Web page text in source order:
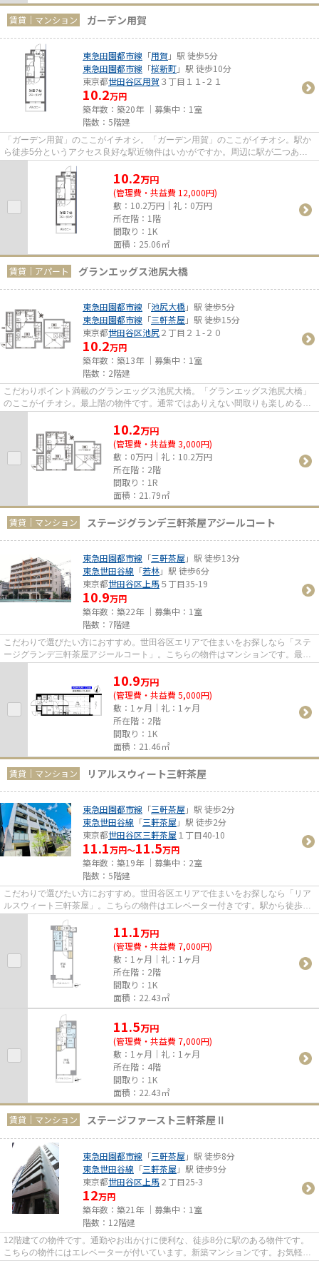
賃貸｜マンション ガーデン用賀
東急田園都市線 「用賀 」駅 徒歩5分
東急田園都市線 「桜新町」駅 徒歩10分
東京都世田谷区用賀 ３丁目１１-２１
10.2万円
築年数：築20年 ｜募集中： 1室
階数：5階建
「ガーデン用賀」のここがイチオシ。「ガーデン用賀」のここがイチオシ。駅か
ら徒歩5分というアクセス良好な駅近物件はいかがですか。周辺に駅が二つあ
り、交通の利便性が高いです。LI...
10.2万円
(管理費・共益費 12,000円)
敷：10.2万円｜礼：0万円
所在階：1階
間取り：1K
面積：25.06㎡
賃貸｜アパート グランエッグス池尻大橋
東急田園都市線 「池尻大橋」駅 徒歩5分
東急田園都市線 「三軒茶屋 」駅 徒歩15分
東京都世田谷区池尻２丁目２１-２０
10.2万円
築年数：築13年 ｜募集中： 1室
階数：2階建
こだわりポイント満載のグランエッグス池尻大橋。「グランエッグス池尻大橋」
のここがイチオシ。最上階の物件です。通常ではありえない間取りも楽しめる、
10.2万円
(管理費・共益費 3,000円)
敷：0万円｜礼：10.2万円
所在階：2階
間取り：1R
面積：21.79㎡
賃貸｜マンション ステージグランデ三軒茶屋アジールコート
東急田園都市線 「三軒茶屋 」駅 徒歩13分
東急世田谷線 「若林」駅 徒歩6分
東京都世田谷区 上馬５丁目35-19
10.9万円
築年数：築22年 ｜募集中： 1室
階数：7階建
こだわりで選びたい方におすすめ。世田谷区エリアで住まいをお探しなら「ステ
ージグランデ三軒茶屋アジールコート」。こちらの物件はマンションです。最寄
10.9万円
(管理費・共益費 5,000円)
敷：1ヶ月｜礼：1ヶ月
所在階：2階
間取り：1K
面積：21.46㎡
賃貸｜マンション リアルスウィート三軒茶屋
東急田園都市線 「三軒茶屋 」駅 徒歩2分
東急世田谷線 「三軒茶屋 」駅 徒歩2分
東京都世田谷区三軒茶屋 １丁目40-10
11.1万円～11.5万円
築年数：築19年 ｜募集中： 2室
階数：5階建
こだわりで選びたい方におすすめ。世田谷区エリアで住まいをお探しなら「リア
ルスウィート三軒茶屋」。こちらの物件はエレベーター付きです。駅から徒歩2
分というのは遊びたい盛りの学...
11.1万円
(管理費・共益費 7,000円)
敷：1ヶ月｜礼：1ヶ月
所在階：2階
間取り：1K
面積：22.43㎡
11.5万円
(管理費・共益費 7,000円)
敷：1ヶ月｜礼：1ヶ月
所在階：4階
間取り：1K
面積：22.43㎡
賃貸｜マンション ステージファースト三軒茶屋Ⅱ
東急田園都市線 「三軒茶屋 」駅 徒歩8分
東急世田谷線 「三軒茶屋 」駅 徒歩9分
東京都世田谷区 上馬２丁目25-3
12万円
築年数：築21年 ｜募集中： 1室
階数：12階建
12階建ての物件です。通勤やお出かけに便利な、徒歩8分に駅のある物件です。
こちらの物件にはエレベーターが付いています。新築マンションです。お気軽に